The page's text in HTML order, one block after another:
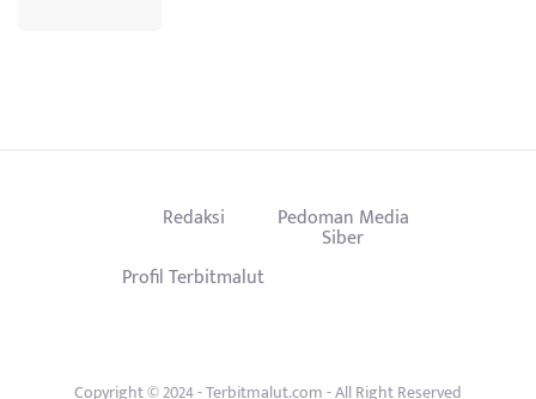
Redaksi Pedoman Media
Siber
Profil Terbitmalut
Copyright © 2024 - Terbitmalut.com - All Right Reserved